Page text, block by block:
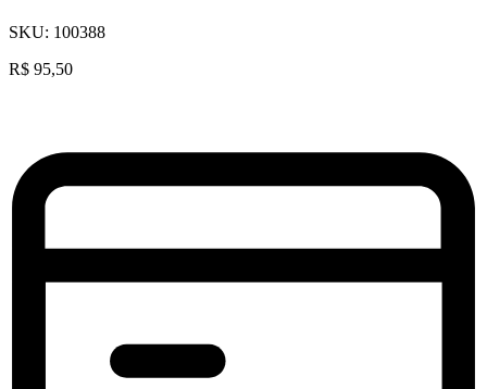
SKU: 100388
R$ 95,50